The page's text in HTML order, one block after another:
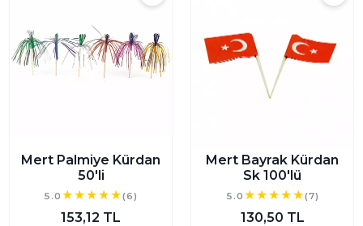
Mert Palmiye Kürdan
50'li
5.0 (6)
153,12 TL
Mert Bayrak Kürdan
Sk 100'lü
5.0 (7)
130,50 TL